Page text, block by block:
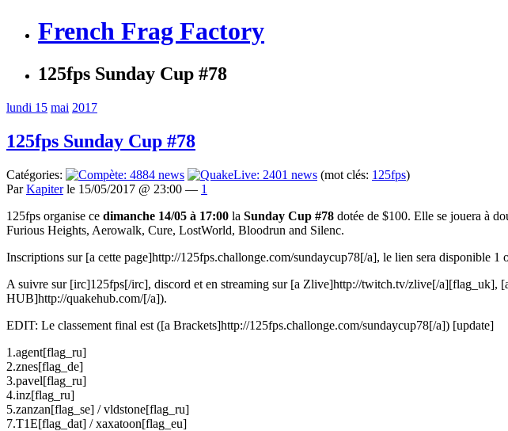
French Frag Factory
125fps Sunday Cup #78
lundi 15 mai 2017
125fps Sunday Cup #78
Catégories: (mot clés: 125fps)
ParKapiterle 15/05/2017 @ 23:00 — 1
125fps organise ce dimanche 14/05 à 17:00 la Sunday Cup #78 dotée de $100. Elle se jouera à
Furious Heights, Aerowalk, Cure, LostWorld, Bloodrun and Silenc.
Inscriptions sur [a cette page]http://125fps.challonge.com/sundaycup78[/a], le lien sera disponible 1
A suivre sur [irc]125fps[/irc], discord et en streaming sur [a Zlive]http://twitch.tv/zlive[/
HUB]http://quakehub.com/[/a]).
EDIT: Le classement final est ([a Brackets]http://125fps.challonge.com/sundaycup78[/a]) [update]
1.agent[flag_ru]
2.znes[flag_de]
3.pavel[flag_ru]
4.inz[flag_ru]
5.zanzan[flag_se] / vldstone[flag_ru]
7.T1E[flag_dat] / xaxatoon[flag_eu]